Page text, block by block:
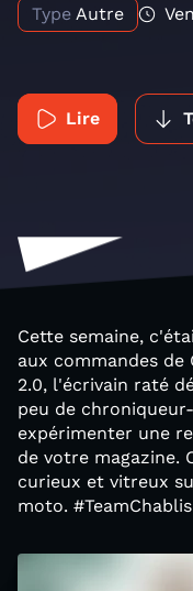
Type Autre
Lire
Cette semaine,
aux commandes
2.0, l'écrivain raté
peu de
expérimenter une
de votre magazine.
curieux et vitreux
moto. #TeamChablis